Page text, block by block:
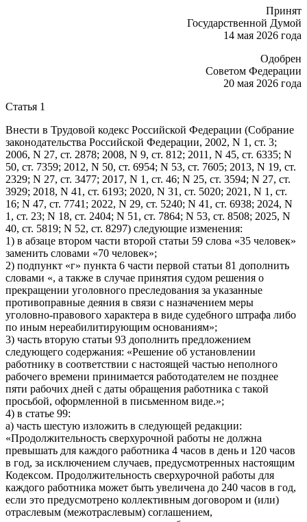
Принят
Государственной Думой
14 мая 2026 года
Одобрен
Советом Федерации
20 мая 2026 года
Статья 1
Внести в Трудовой кодекс Российской Федерации (Собрание
законодательства Российской Федерации, 2002, N 1, ст. 3;
2006, N 27, ст. 2878; 2008, N 9, ст. 812; 2011, N 45, ст. 6335; N
50, ст. 7359; 2012, N 50, ст. 6954; N 53, ст. 7605; 2013, N 19, ст.
2329; N 27, ст. 3477; 2017, N 1, ст. 46; N 25, ст. 3594; N 27, ст.
3929; 2018, N 41, ст. 6193; 2020, N 31, ст. 5020; 2021, N 1, ст.
16; N 47, ст. 7741; 2022, N 29, ст. 5240; N 41, ст. 6938; 2024, N
1, ст. 23; N 18, ст. 2404; N 51, ст. 7864; N 53, ст. 8508; 2025, N
40, ст. 5819; N 52, ст. 8297) следующие изменения:
1) в абзаце втором части второй статьи 59 слова «35 человек»
заменить словами «70 человек»;
2) подпункт «г» пункта 6 части первой статьи 81 дополнить
словами «, а также в случае принятия судом решения о
прекращении уголовного преследования за указанные
противоправные деяния в связи с назначением меры
уголовно-правового характера в виде судебного штрафа либо
по иным нереабилитирующим основаниям»;
3) часть вторую статьи 93 дополнить предложением
следующего содержания: «Решение об установлении
работнику в соответствии с настоящей частью неполного
рабочего времени принимается работодателем не позднее
пяти рабочих дней с даты обращения работника с такой
просьбой, оформленной в письменном виде.»;
4) в статье 99:
а) часть шестую изложить в следующей редакции:
«Продолжительность сверхурочной работы не должна
превышать для каждого работника 4 часов в день и 120 часов
в год, за исключением случаев, предусмотренных настоящим
Кодексом. Продолжительность сверхурочной работы для
каждого работника может быть увеличена до 240 часов в год,
если это предусмотрено коллективным договором и (или)
отраслевым (межотраслевым) соглашением,